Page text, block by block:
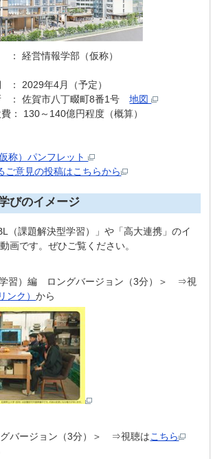
名 ： 経営情報学部（仮称）
2029年4月（予定）
： 佐賀市八丁畷町8番1号地図
： 130～140億円程度（概算）
称）パンフレット
ご意見の投稿はこちらから
びのイメージ
（課題解決型学習）」や「高大連携」のイ
画です。ぜひご覧ください。
学習）編 ロングバージョン（3分）＞ ⇒視
ンク）から
バージョン（3分）＞ ⇒視聴はこちら